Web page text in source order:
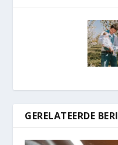
GERELATEERDE